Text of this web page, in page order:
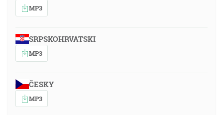
MP3
SRPSKOHRVATSKI
MP3
ČESKY
MP3